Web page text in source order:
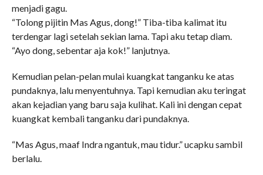
menjadi gagu.
“Tolong pijitin Mas Agus, dong!” Tiba-tiba kalimat itu
terdengar lagi setelah sekian lama. Tapi aku tetap diam.
“Ayo dong, sebentar aja kok!” lanjutnya.
Kemudian pelan-pelan mulai kuangkat tanganku ke atas
pundaknya, lalu menyentuhnya. Tapi kemudian aku teringat
akan kejadian yang baru saja kulihat. Kali ini dengan cepat
kuangkat kembali tanganku dari pundaknya.
“Mas Agus, maaf Indra ngantuk, mau tidur.” ucapku sambil
berlalu.